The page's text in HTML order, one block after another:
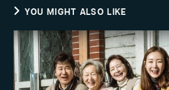
YOU MIGHT ALSO LIKE